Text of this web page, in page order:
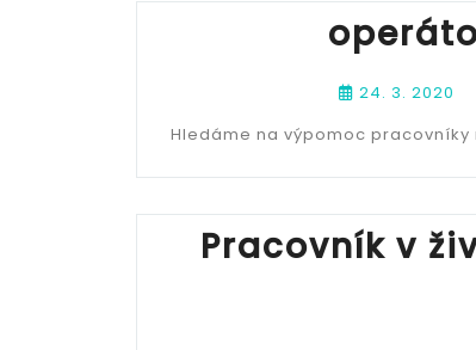
24. 3. 2020
Hledáme na výpomoc
Pracovník v